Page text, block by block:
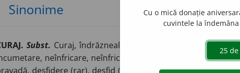
Sinonime
Subst. Curaj, îndrăzneală, îndrăznire (înv.),
neînfricare, neînfricoșare, nefrică (rar), bărbăție,
desfidere (rar), desfid (înv.), sfidare. Spirit de
Cu o mică donație
cuvintele la